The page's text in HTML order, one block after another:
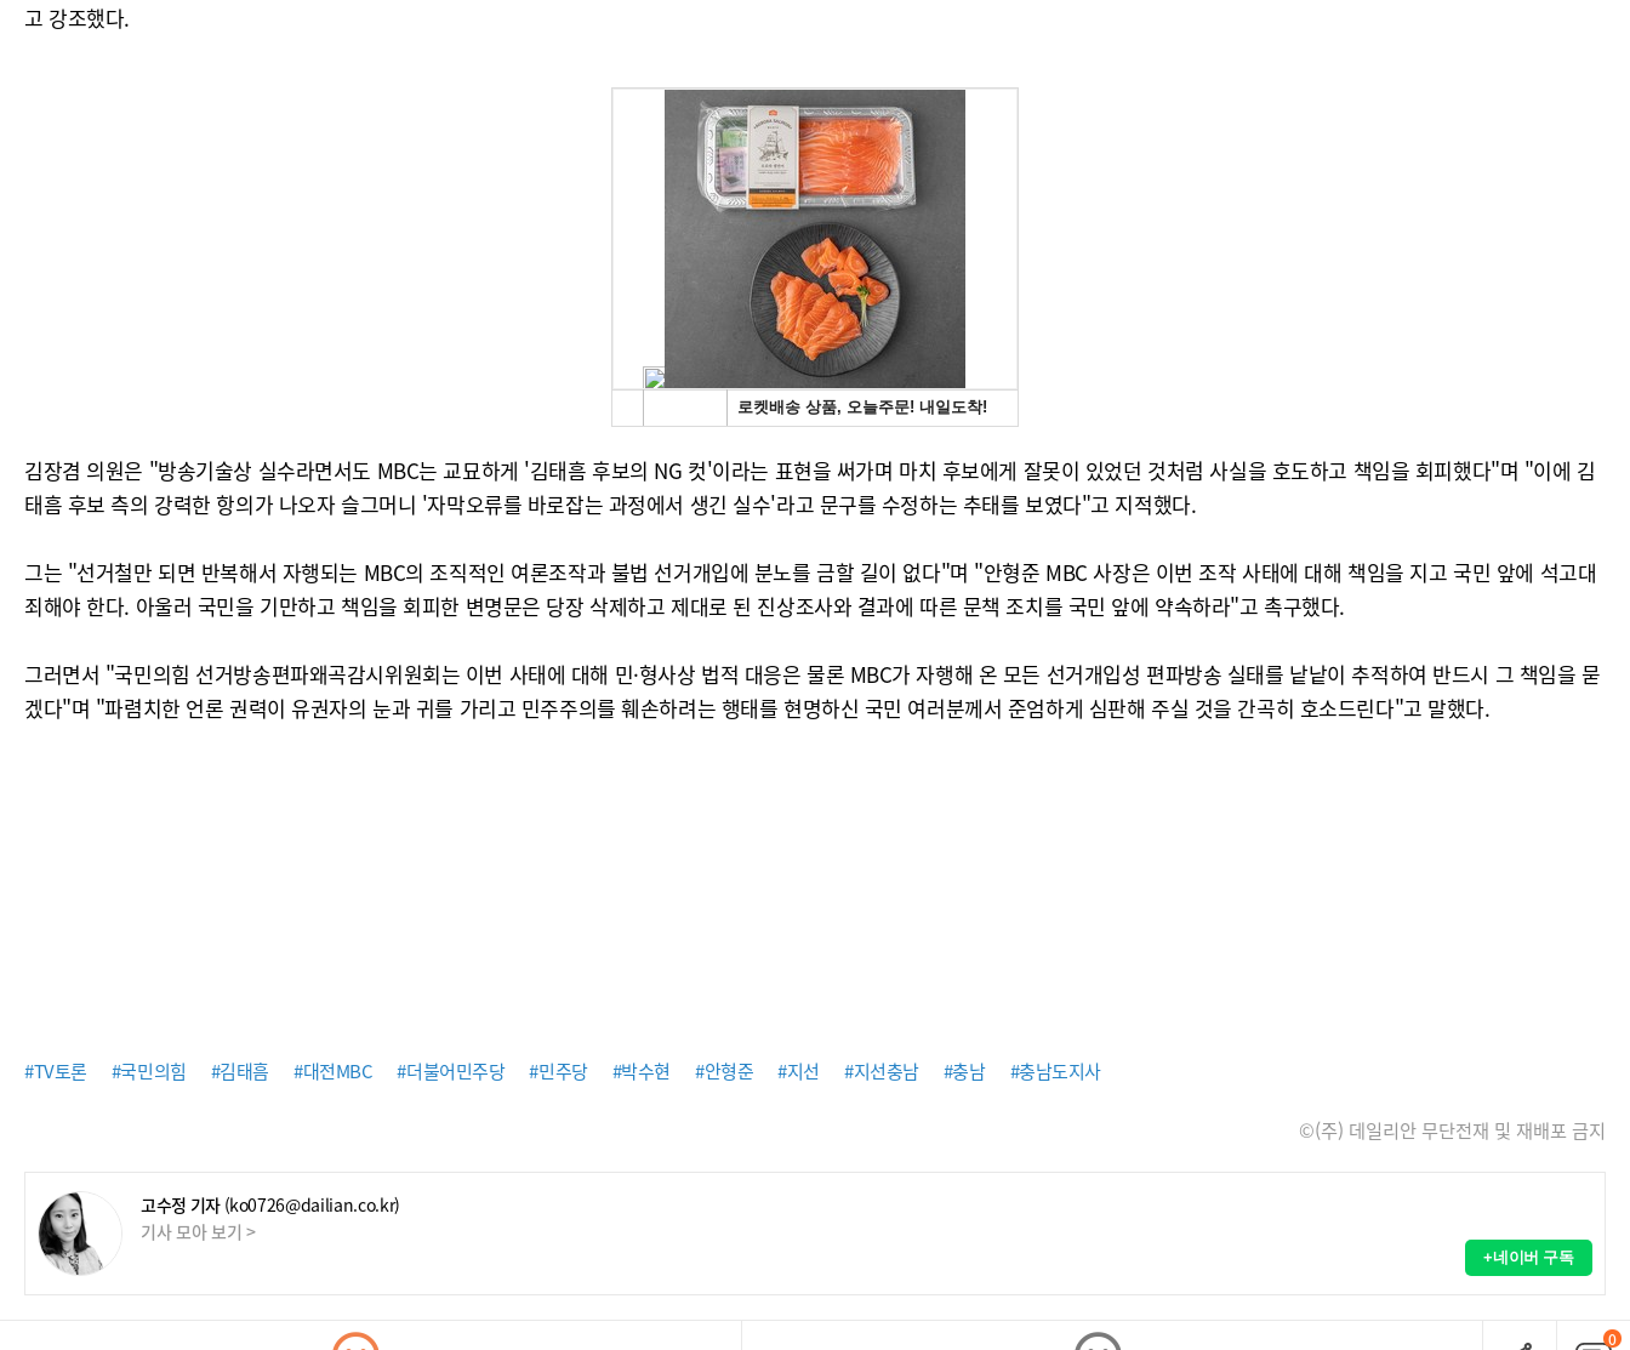
고 강조했다.
김장겸 의원은 "방송기술상 실수라면서도 MBC는 교묘하게 '김태흠 후보의 NG 컷'이라는 표현을 써가며 마치 후보에게 잘못이 있었던 것처럼 사실을 호도하고 책임을 회피했다"며 "이에 김
태흠 후보 측의 강력한 항의가 나오자 슬그머니 '자막오류를 바로잡는 과정에서 생긴 실수'라고 문구를 수정하는 추태를 보였다"고 지적했다.
그는 "선거철만 되면 반복해서 자행되는 MBC의 조직적인 여론조작과 불법 선거개입에 분노를 금할 길이 없다"며 "안형준 MBC 사장은 이번 조작 사태에 대해 책임을 지고 국민 앞에 석고대
죄해야 한다. 아울러 국민을 기만하고 책임을 회피한 변명문은 당장 삭제하고 제대로 된 진상조사와 결과에 따른 문책 조치를 국민 앞에 약속하라"고 촉구했다.
그러면서 "국민의힘 선거방송편파왜곡감시위원회는 이번 사태에 대해 민·형사상 법적 대응은 물론 MBC가 자행해 온 모든 선거개입성 편파방송 실태를 낱낱이 추적하여 반드시 그 책임을 묻
겠다"며 "파렴치한 언론 권력이 유권자의 눈과 귀를 가리고 민주주의를 훼손하려는 행태를 현명하신 국민 여러분께서 준엄하게 심판해 주실 것을 간곡히 호소드린다"고 말했다.
#TV토론 #국민의힘 #김태흠 #대전MBC #더불어민주당 #민주당 #박수현 #안형준 #지선 #지선충남 #충남 #충남도지사
©(주) 데일리안 무단전재 및 재배포 금지
고수정 기자 (ko0726@dailian.co.kr)
기사 모아 보기 >
+네이버 구독
0